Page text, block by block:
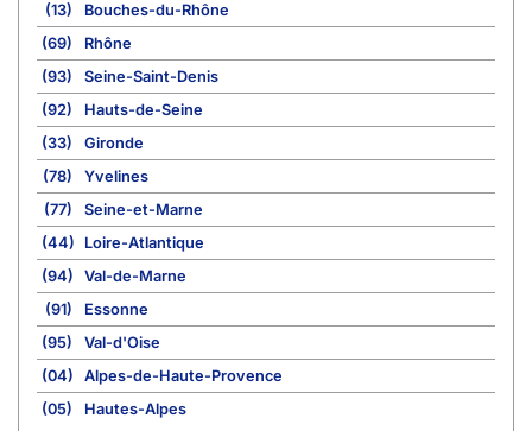
(13)
Bouches-du-Rhône
(69)
Rhône
(93)
Seine-Saint-Denis
(92)
Hauts-de-Seine
(33)
Gironde
(78)
Yvelines
(77)
Seine-et-Marne
(44)
Loire-Atlantique
(94)
Val-de-Marne
(91)
Essonne
(95)
Val-d'Oise
(04)
Alpes-de-Haute-Provence
(05)
Hautes-Alpes